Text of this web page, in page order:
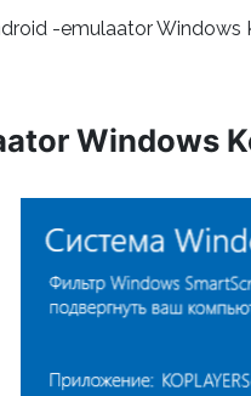
-emulaator Windows
Windows